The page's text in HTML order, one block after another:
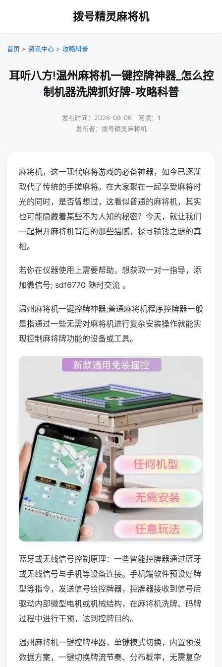
拨号精灵麻将机
首页 > 资讯中心 > 攻略科普
耳听八方!温州麻将机一键控牌神器_怎么控
制机器洗牌抓好牌-攻略科普
发布时间：2026-08-06｜阅读：1
发布者：拨号精灵麻将机
麻将机，这一现代麻将游戏的必备神器，如今已逐渐
取代了传统的手搓麻将。在大家聚在一起享受麻将时
光的同时，是否曾想过，这看似普通的麻将机，其实
也可能隐藏着某些不为人知的秘密？今天，就让我们
一起揭开麻将机背后的那些猫腻，探寻输钱之谜的真
相。
若你在仪器使用上需要帮助，想获取一对一指导，添
加微信号; sdf6770 随时交流 。
温州麻将机一键控牌神器;普通麻将机程序控牌器一般
是指通过一些无需对麻将机进行复杂安装操作就能实
现控制麻将牌功能的设备或工具。
蓝牙或无线信号控制原理：一些智能控牌器通过蓝牙
或无线信号与手机等设备连接。手机端软件预设好牌
型等指令，发送信号给控牌器，控牌器接收到信号后
驱动内部微型电机或机械结构，在麻将机洗牌、码牌
过程中进行干预，达到控牌目的。
温州麻将机一键控牌神器，单键模式切换，内置预设
数据方案，一键切换牌流节奏、分布概率，无需复杂